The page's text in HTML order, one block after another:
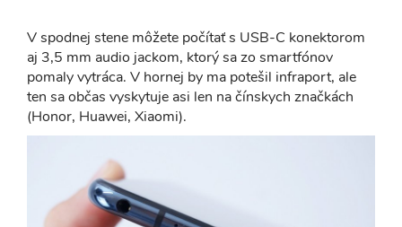
V spodnej stene môžete počítať s USB-C konektorom
aj 3,5 mm audio jackom, ktorý sa zo smartfónov
pomaly vytráca. V hornej by ma potešil infraport, ale
ten sa občas vyskytuje asi len na čínskych značkách
(Honor, Huawei, Xiaomi).